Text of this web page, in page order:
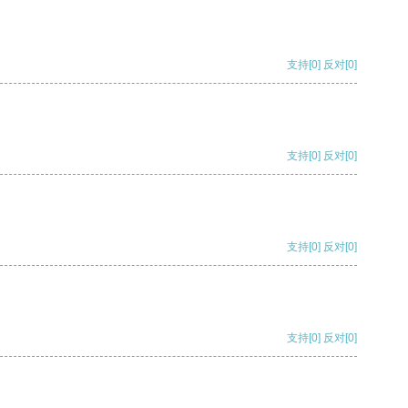
支持[0] 反对[0]
支持[0] 反对[0]
支持[0] 反对[0]
支持[0] 反对[0]